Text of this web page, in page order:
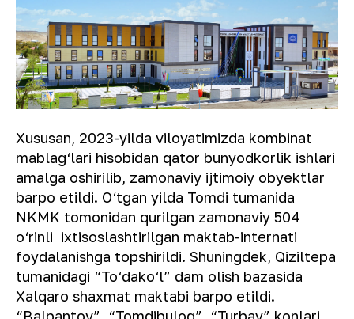
Xususan, 2023-yilda viloyatimizda kombinat
mablag‘lari hisobidan qator bunyodkorlik ishlari
amalga oshirilib, zamonaviy ijtimoiy obyektlar
barpo etildi. O‘tgan yilda Tomdi tumanida
NKMK tomonidan qurilgan zamonaviy 504
o‘rinli ixtisoslashtirilgan maktab-internati
foydalanishga topshirildi. Shuningdek, Qiziltepa
tumanidagi “To‘dako‘l” dam olish bazasida
Xalqaro shaxmat maktabi barpo etildi.